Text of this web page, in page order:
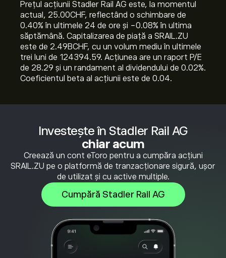
Investește în Stadler Rail AG
chiar acum
Creează un cont eToro pentru a cumpăra acțiuni
SRAIL.ZU pe o platformă de tranzacționare sigură, ușor
de utilizat și cu active multiple.
Cumpără Stadler Rail AG
Prețul acțiunii Stadler Rail AG este, la momentul
actual, 25.00‎CHF‎, reflectând o schimbare de
‎0.40‎% în ultimele 24 de ore și ‎-0.08‎% în ultima
săptămână. Capitalizarea de piață a SRAIL.ZU
este de 2.49B‎CHF‎, cu un volum mediu în ultimele
trei luni de 124394.59. Acțiunea are un raport P/E
de 28.29 și un randament al dividendului de 0.02%.
Coeficientul beta al acțiunii este de 0.04.